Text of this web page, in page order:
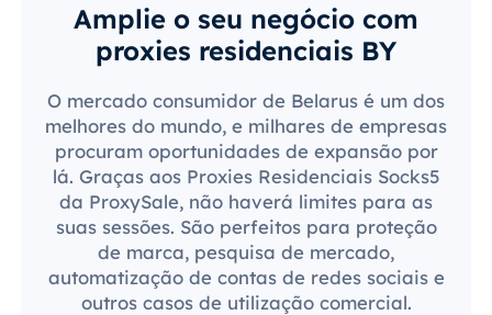
Amplie o seu negócio com
proxies residenciais BY
O mercado consumidor de Belarus é um dos
melhores do mundo, e milhares de empresas
procuram oportunidades de expansão por
lá. Graças aos Proxies Residenciais Socks5
da ProxySale, não haverá limites para as
suas sessões. São perfeitos para proteção
de marca, pesquisa de mercado,
automatização de contas de redes sociais e
outros casos de utilização comercial.